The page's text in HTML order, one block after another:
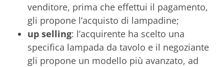
venditore, prima che effettui il pagamento,
gli propone l’acquisto di lampadine;
up selling: l’acquirente ha scelto una
specifica lampada da tavolo e il negoziante
gli propone un modello più avanzato, ad